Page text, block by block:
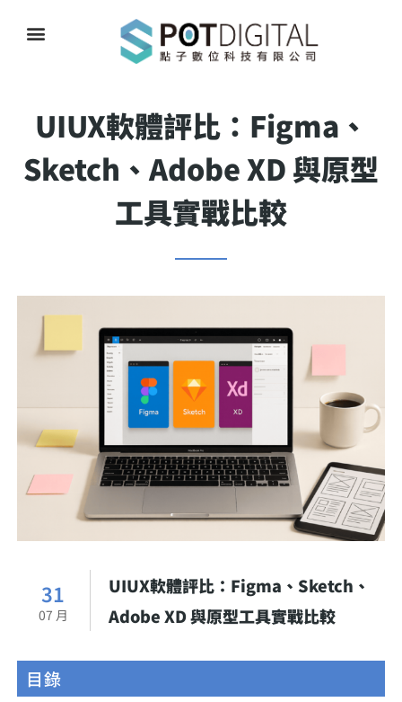
UIUX軟體評比：Figma、
Sketch、Adobe XD 與原型
工具實戰比較
31
07 月
UIUX軟體評比：Figma、Sketch、
Adobe XD 與原型工具實戰比較
目錄